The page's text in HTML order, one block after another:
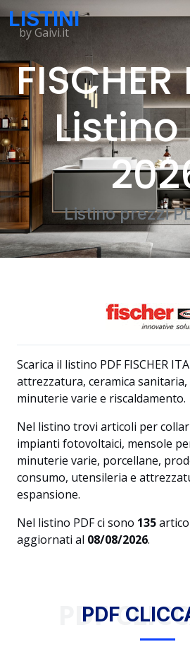
LISTINI
by Gaivi.it
Listino
Listino prezzi
Scarica il listino PDF FISCHER
attrezzatura, ceramica
minuterie varie e riscaldamento.
Nel listino trovi articoli per
impianti fotovoltaici, mensole
minuterie varie, porcellane,
consumo, utensileria e
espansione.
Nel listino PDF ci sono 135
aggiornati al 08/08/2026.
PDF
PDF